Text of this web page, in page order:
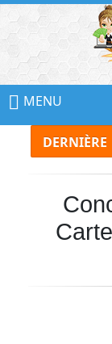
MENU
📢
Ne
Aucun
Inscrivez-